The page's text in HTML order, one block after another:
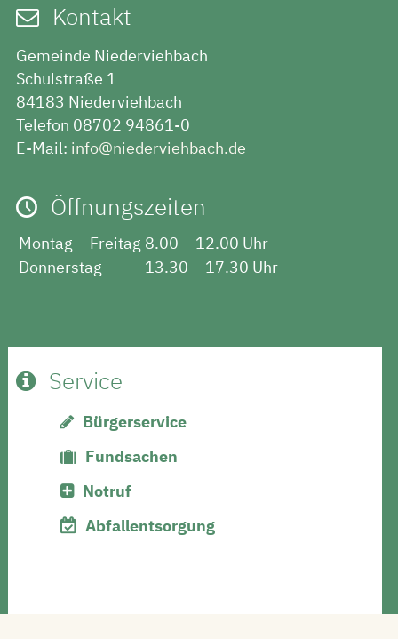
Kontakt
Gemeinde Niederviehbach
Schulstraße 1
84183 Niederviehbach
Telefon 08702 94861-0
E-Mail: info@niederviehbach.de
Öffnungszeiten
Montag – Freitag 8.00 – 12.00 Uhr
Donnerstag
13.30 – 17.30 Uhr
Service
Bürgerservice
Fundsachen
Notruf
Abfallentsorgung